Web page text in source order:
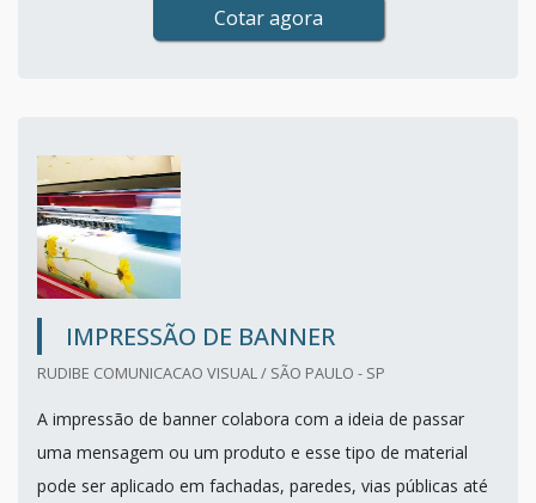
Cotar agora
IMPRESSÃO DE BANNER
RUDIBE COMUNICACAO VISUAL / SÃO PAULO - SP
A impressão de banner colabora com a ideia de passar
uma mensagem ou um produto e esse tipo de material
pode ser aplicado em fachadas, paredes, vias públicas até